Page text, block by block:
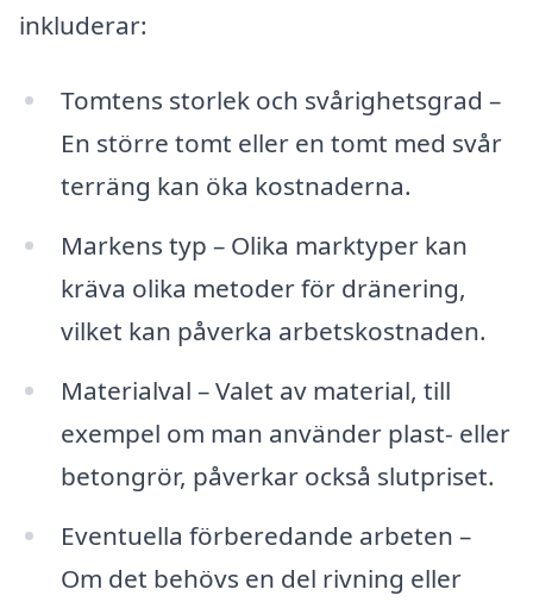
inkluderar:
Tomtens storlek och svårighetsgrad –
En större tomt eller en tomt med svår
terräng kan öka kostnaderna.
Markens typ – Olika marktyper kan
kräva olika metoder för dränering,
vilket kan påverka arbetskostnaden.
Materialval – Valet av material, till
exempel om man använder plast- eller
betongrör, påverkar också slutpriset.
Eventuella förberedande arbeten –
Om det behövs en del rivning eller